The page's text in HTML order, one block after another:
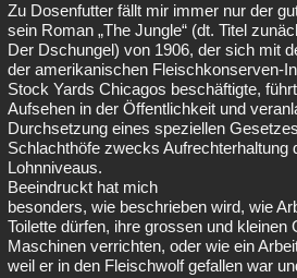
Zu Dosenfutter fällt mir immer nur der
sein Roman „The Jungle“ (dt. Titel
Der Dschungel) von 1906, der sich mit
der amerikanischen Fleischkonserven-
Stock Yards Chicagos beschäftigte,
Aufsehen in der Öffentlichkeit und
Durchsetzung eines speziellen
Schlachthöfe zwecks Aufrechterhaltung
Lohnniveaus.
Beeindruckt hat mich
besonders, wie beschrieben wird, wie
Toilette dürfen, ihre grossen und kleinen
Maschinen verrichten, oder wie ein
weil er in den Fleischwolf gefallen war